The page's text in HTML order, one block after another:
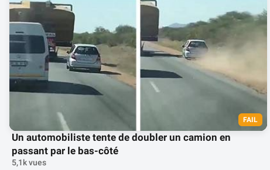
FAIL
Un automobiliste tente de doubler un camion en
passant par le bas-côté
5,1k vues